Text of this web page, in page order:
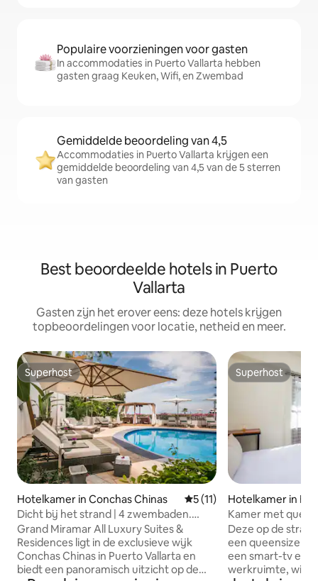
Populaire voorzieningen voor gasten
In accommodaties in Puerto Vallarta hebben
gasten graag Keuken, Wifi, en Zwembad
Gemiddelde beoordeling van 4,5
Accommodaties in Puerto Vallarta krijgen een
gemiddelde beoordeling van 4,5 van de 5 sterren
van gasten
Best beoordeelde hotels in Puerto
Vallarta
Gasten zijn het erover eens: deze hotels krijgen
topbeoordelingen voor locatie, netheid en meer.
Superhost
Superhost
Hotelkamer in Conchas Chinas Gemiddelde beoordeling
5 (11)
Dicht bij het strand | 4 zwembaden.
Gratis ontbijt en parkeren
Grand Miramar All Luxury Suites &
Residences ligt in de exclusieve wijk
Conchas Chinas in Puerto Vallarta en
biedt een panoramisch uitzicht op de
Superhost
Superhost
Hotelkamer in
ta
Kamer met
de oude stad van
Deze op de
een queensize
een smart-tv en
werkruimte, wifi,